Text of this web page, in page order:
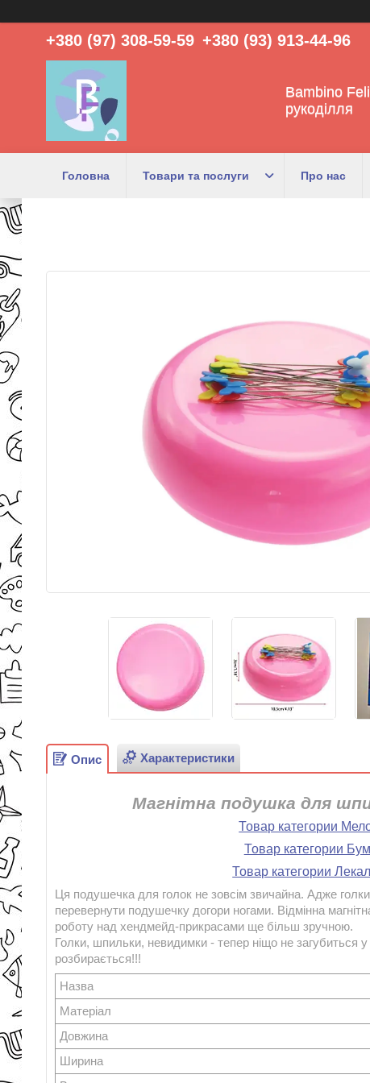
+380 (97) 308-59-59 +380 (93) 913-44-96
Bambino
рукоділля
Головна Товари та послуги Про нас
Опис Характеристики
Магнітна подушка для
Товар категории
Товар категории
Товар категории
Ця подушечка для голок не зовсім звичайна. Адже
перевернути подушечку догори ногами. Відмінна
роботу над хендмейд-прикрасами ще більш зручною.
Голки, шпильки, невидимки - тепер ніщо не загубиться
розбирається!!!
Назва
Матеріал
Довжина
Ширина